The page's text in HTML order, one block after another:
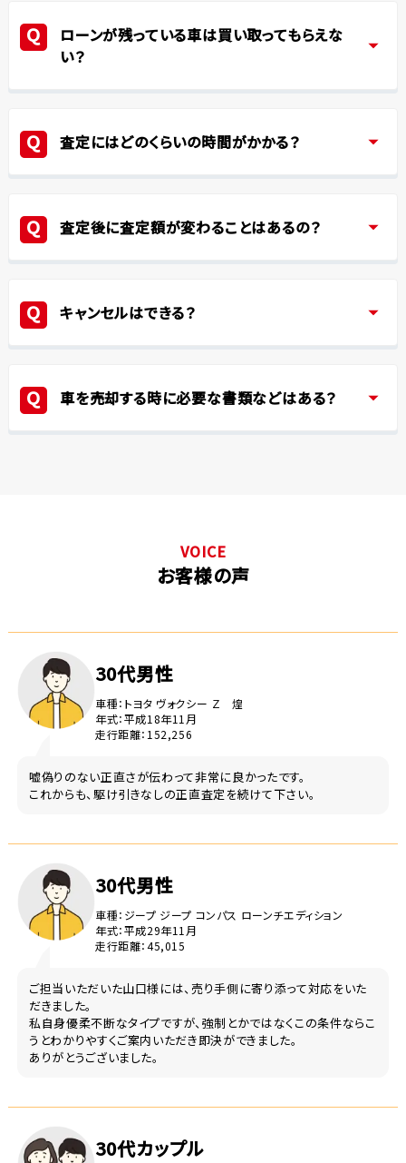
ローンが残っている車は買い取ってもらえな
い？
査定にはどのくらいの時間がかかる？
査定後に査定額が変わることはあるの？
キャンセルはできる？
車を売却する時に必要な書類などはある？
VOICE
お客様の声
30代男性
車種：トヨタ ヴォクシー Ｚ 煌
年式：平成18年11月
走行距離：152,256
嘘偽りのない正直さが伝わって非常に良かったです。
これからも、駆け引きなしの正直査定を続けて下さい。
30代男性
車種：ジープ ジープ コンパス ローンチエディション
年式：平成29年11月
走行距離：45,015
ご担当いただいた山口様には、売り手側に寄り添って対応をいた
だきました。
私自身優柔不断なタイプですが、強制とかではなくこの条件ならこ
うとわかりやすくご案内いただき即決ができました。
ありがとうございました。
30代カップル